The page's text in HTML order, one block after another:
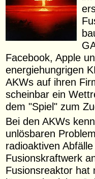
Facebook, Apple
energiehungrigen
AKWs auf ihren
scheinbar ein
dem "Spiel" zum
Bei den AKWs
unlösbaren
radioaktiven
Fusionskraftwerk
Fusionsreaktor hat